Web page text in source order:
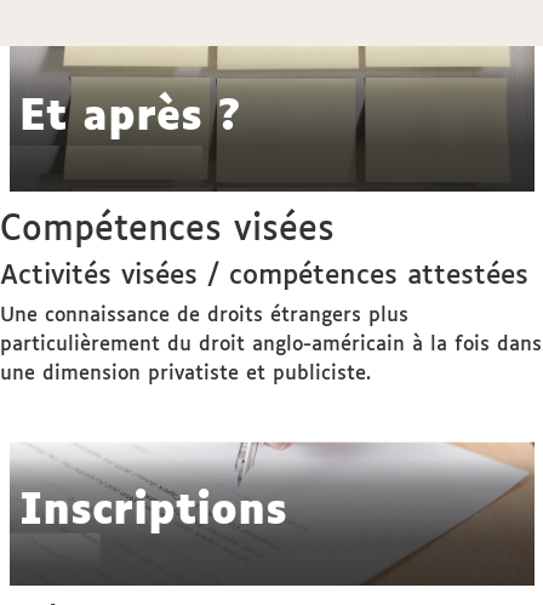
Et après ?
Compétences visées
Activités visées / compétences attestées
Une connaissance de droits étrangers plus
particulièrement du droit anglo-américain à la fois dans
une dimension privatiste et publiciste.
Inscriptions